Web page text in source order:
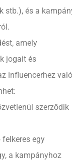
stb.), és a
amely
jogait és
influencerhez való
szerződik
egy
a kampányhoz